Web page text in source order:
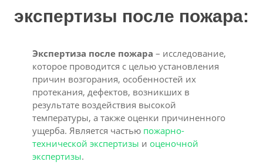
экспертизы после пожара:
Экспертиза после пожара – исследование,
которое проводится с целью установления
причин возгорания, особенностей их
протекания, дефектов, возникших в
результате воздействия высокой
температуры, а также оценки причиненного
ущерба. Является частью пожарно-
технической экспертизы и оценочной
экспертизы.